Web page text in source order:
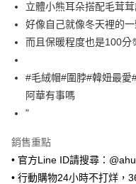
街口支付
悠遊付
Google Pay
ATM付款
全家取貨付款
每筆NT$65，滿NT$688(含
立體小熊耳朵搭配毛茸
好像自己就像冬天裡的
而且保暖程度也是100分
#毛絨帽#圍脖#韓妞最
阿華有事嗎
"
銷售重點
• 官方Line ID請搜尋：
• 行動購物24小時不打烊，